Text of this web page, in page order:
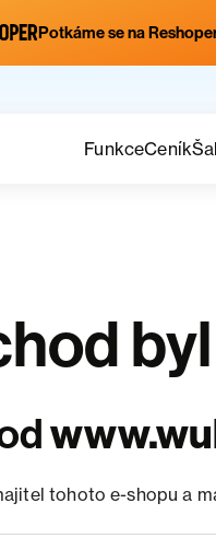
Potkáme se na
FunkceCeník
tohoto e-shopu a